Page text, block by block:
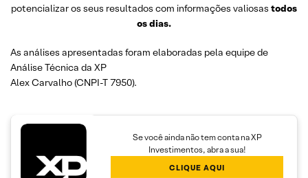
potencializar os seus resultados com informações valiosas todos
os dias.
As análises apresentadas foram elaboradas pela equipe de
Análise Técnica da XP
Alex Carvalho (CNPI-T 7950).
Se você ainda não tem conta na XP
Investimentos, abra a sua!
CLIQUE AQUI